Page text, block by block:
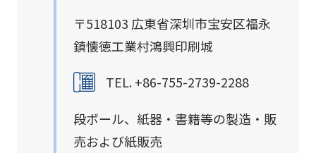
〒518103 広東省深圳市宝安区福永
鎮懐徳工業村鴻興印刷城
TEL. +86-755-2739-2288
段ボール、紙器・書籍等の製造・販
売および紙販売